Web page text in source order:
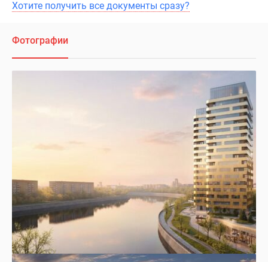
Хотите получить все документы сразу?
Фотографии